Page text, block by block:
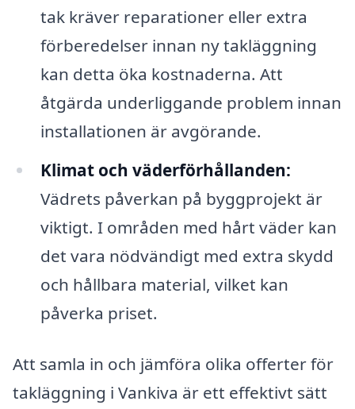
tak kräver reparationer eller extra
förberedelser innan ny takläggning
kan detta öka kostnaderna. Att
åtgärda underliggande problem innan
installationen är avgörande.
Klimat och väderförhållanden:
Vädrets påverkan på byggprojekt är
viktigt. I områden med hårt väder kan
det vara nödvändigt med extra skydd
och hållbara material, vilket kan
påverka priset.
Att samla in och jämföra olika offerter för
takläggning i Vankiva är ett effektivt sätt